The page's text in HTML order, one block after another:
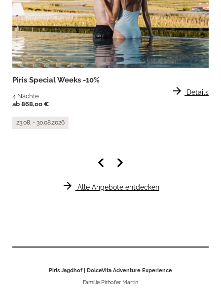
Piris Special Weeks -10%
4 Nächte
ab 868,00 €
arrow_forward Details
23.08. - 30.08.2026
keyboard_arrow_left keyboard_arrow_right
arrow_forward Alle Angebote entdecken
Piris Jagdhof | DolceVita Adventure Experience
Familie Pirhofer Martin